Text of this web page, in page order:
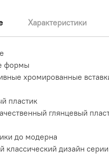
Характеристики
формы
хромированные
пластик
глянцевый
до модерна
классический дизайн